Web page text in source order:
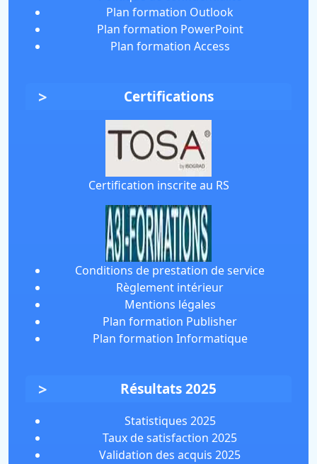
Plan formation Outlook
Plan formation PowerPoint
Plan formation Access
Certifications
Certification inscrite au RS
Conditions de prestation de service
Règlement intérieur
Mentions légales
Plan formation Publisher
Plan formation Informatique
Résultats 2025
Statistiques 2025
Taux de satisfaction 2025
Validation des acquis 2025